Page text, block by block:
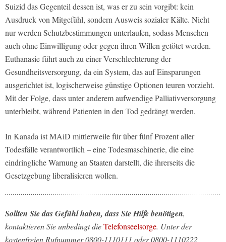
Suizid das Gegenteil dessen ist, was er zu sein vorgibt: kein
Ausdruck von Mitgefühl, sondern Ausweis sozialer Kälte. Nicht
nur werden Schutzbestimmungen unterlaufen, sodass Menschen
auch ohne Einwilligung oder gegen ihren Willen getötet werden.
Euthanasie führt auch zu einer Verschlechterung der
Gesundheitsversorgung, da ein System, das auf Einsparungen
ausgerichtet ist, logischerweise günstige Optionen teuren vorzieht.
Mit der Folge, dass unter anderem aufwendige Palliativversorgung
unterbleibt, während Patienten in den Tod gedrängt werden.
In Kanada ist MAiD mittlerweile für über fünf Prozent aller
Todesfälle verantwortlich – eine Todesmaschinerie, die eine
eindringliche Warnung an Staaten darstellt, die ihrerseits die
Gesetzgebung liberalisieren wollen.
Sollten Sie das Gefühl haben, dass Sie Hilfe benötigen,
kontaktieren Sie unbedingt dieTelefonseelsorge. Unter der
kostenfreien Rufnummer 0800-1110111 oder 0800-1110222